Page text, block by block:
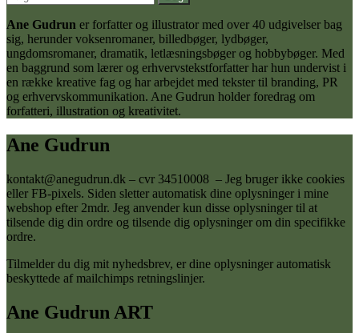
efter:
Ane Gudrun er forfatter og illustrator med over 40 udgivelser bag
sig, herunder voksenromaner, billedbøger, lydbøger,
ungdomsromaner, dramatik, letlæsningsbøger og hobbybøger. Med
en baggrund som lærer og erhvervstekstforfatter har hun undervist i
en række kreative fag og har arbejdet med tekster til branding, PR
og erhvervskommunikation. Ane Gudrun holder foredrag om
forfatteri, illustration og kreativitet.
Ane Gudrun
kontakt@anegudrun.dk – cvr 34510008 – Jeg bruger ikke cookies
eller FB-pixels. Siden sletter automatisk dine oplysninger i mine
webshop efter 2mdr. Jeg anvender kun disse oplysninger til at
tilsende dig din ordre og tilsende dig oplysninger om din specifikke
ordre.
Tilmelder du dig mit nyhedsbrev, er dine oplysninger automatisk
beskyttede af mailchimps retningslinjer.
Ane Gudrun ART